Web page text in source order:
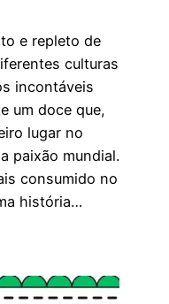
e repleto de
culturas
incontáveis
um doce que,
lugar no
paixão mundial.
consumido no
história…